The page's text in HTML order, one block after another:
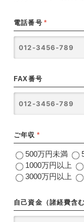
電話番号 *
FAX番号
ご年収 *
500万円未満
1000万円以上
3000万円以上
自己資金（諸経費含む